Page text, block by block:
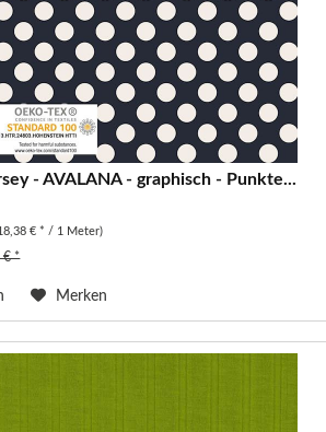
- AVALANA - graphisch - Punkte...
€ * / 1 Meter)
€ *
Merken